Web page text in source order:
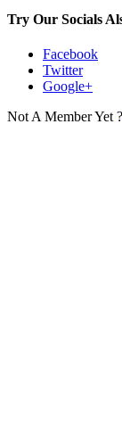
Try Our Socials
Facebook
Twitter
Google+
Not A Member Yet ?